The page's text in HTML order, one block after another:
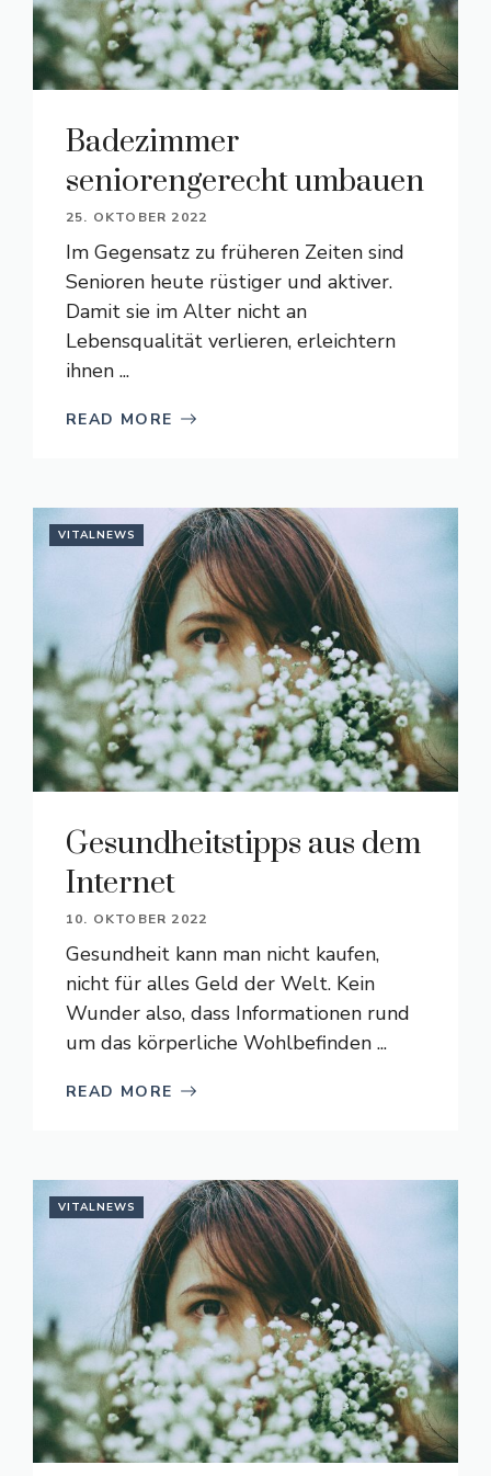
Badezimmer
seniorengerecht umbauen
25. OKTOBER 2022
Im Gegensatz zu früheren Zeiten sind
Senioren heute rüstiger und aktiver.
Damit sie im Alter nicht an
Lebensqualität verlieren, erleichtern
ihnen ...
READ MORE
VITALNEWS
Gesundheitstipps aus dem
Internet
10. OKTOBER 2022
Gesundheit kann man nicht kaufen,
nicht für alles Geld der Welt. Kein
Wunder also, dass Informationen rund
um das körperliche Wohlbefinden ...
READ MORE
VITALNEWS